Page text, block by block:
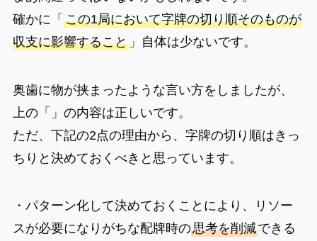
確かに「 この1局において字牌の切り順そのものが
収支に影響すること」自体は少ないです。
奥歯に物が挟まったような言い方をしましたが、
上の「」の内容は正しいです。
ただ、下記の2点の理由から、字牌の切り順はきっ
ちりと決めておくべきと思っています。
・パターン化して決めておくことにより、リソー
スが必要になりがちな配牌時の思考を削減できる